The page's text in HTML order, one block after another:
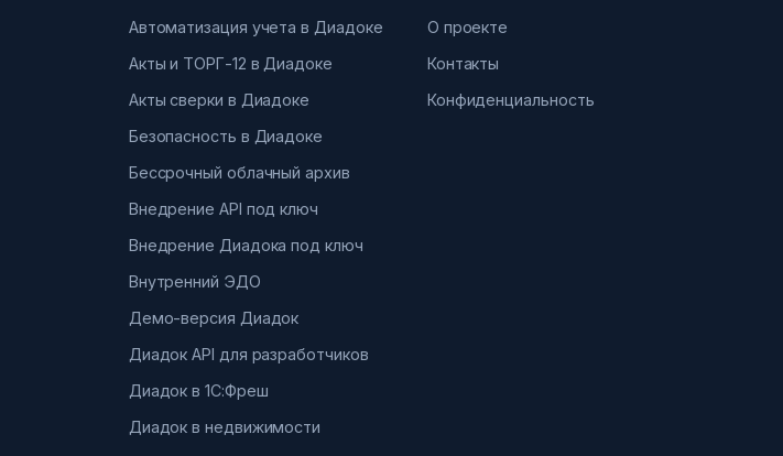
Автоматизация учета в Диадоке
Акты и ТОРГ-12 в Диадоке
Акты сверки в Диадоке
Безопасность в Диадоке
Бессрочный облачный архив
Внедрение API под ключ
Внедрение Диадока под ключ
Внутренний ЭДО
Демо-версия Диадок
Диадок API для разработчиков
Диадок в 1С:Фреш
Диадок в недвижимости
О проекте
Контакты
Конфиденциальность